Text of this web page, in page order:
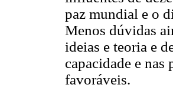
paz mundial e o
Menos dúvidas
ideias e teoria e
capacidade e
favoráveis.